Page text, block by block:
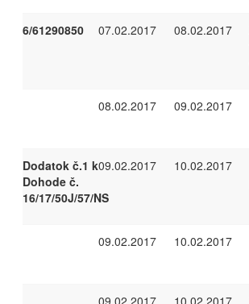
6/61290850 07.02.2017 08.02.2017
08.02.2017 09.02.2017
Dodatok č.1 k
Dohode č.
16/17/50J/57/NS
09.02.2017 10.02.2017
09.02.2017 10.02.2017
09.02.2017 10.02.2017